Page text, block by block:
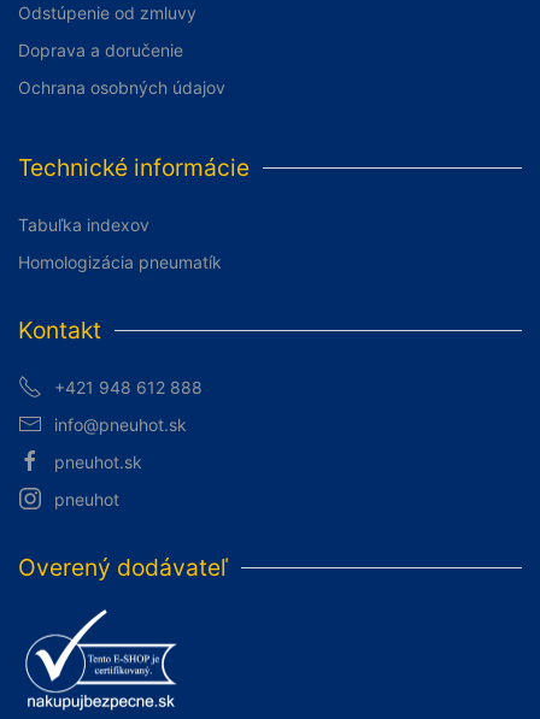
Odstúpenie od zmluvy
Doprava a doručenie
Ochrana osobných údajov
Technické informácie
Tabuľka indexov
Homologizácia pneumatík
Kontakt
+421 948 612 888
info@pneuhot.sk
pneuhot.sk
pneuhot
Overený dodávateľ